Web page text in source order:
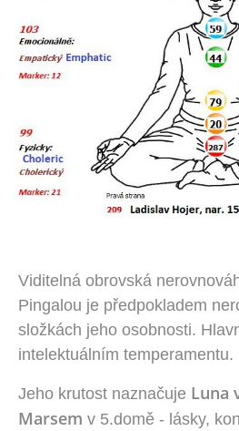
Viditelná obrovská
Pingalou je předpokladem
složkách jeho osobnosti.
intelektuálním temperamentu.
Jeho krutost naznačuje Luna
Marsem v 5.domě - lásky,